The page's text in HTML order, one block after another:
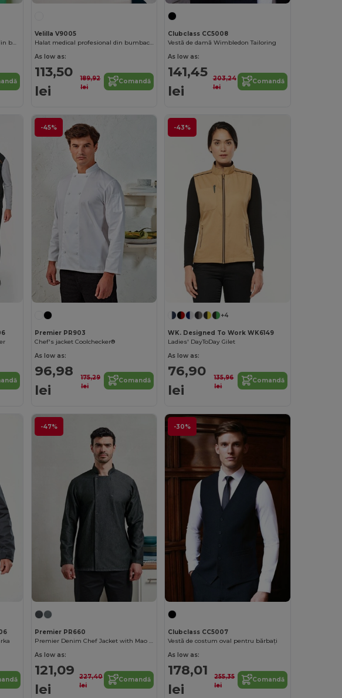
Halat medical Velilla ComfortFit din bumbac cu buzunare
Velilla V9005
Halat medical profesional din bumbac cu buzunare
As low as:
113,50
lei
189,92
lei
Comandă
Clubclass CC5008
Vestă de damă Wimbledon Tailoring
As low as:
141,45
lei
203,24
lei
Comandă
-45%
Premier PR903
Chef's jacket Coolchecker®
As low as:
96,98
lei
175,29
lei
Comandă
-43%
+4
WK. Designed To Work WK6149
Ladies' DayToDay Gilet
As low as:
76,90
lei
135,96
lei
Comandă
-47%
Premier PR660
Premier Denim Chef Jacket with Mao Collar
As low as:
121,09
lei
227,40
lei
Comandă
-30%
Clubclass CC5007
Vestă de costum oval pentru bărbați
As low as:
178,01
lei
255,35
lei
Comandă